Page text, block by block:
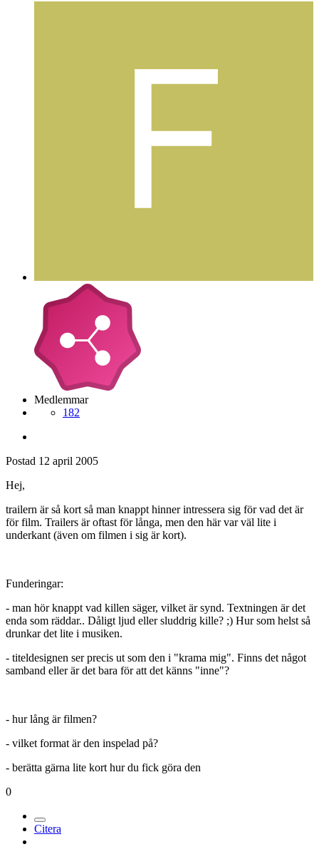
Medlemmar
182
Postad 12 april 2005
Hej,
trailern är så kort så man knappt hinner intressera sig för vad det är
för film. Trailers är oftast för långa, men den här var väl lite i
underkant (även om filmen i sig är kort).
Funderingar:
- man hör knappt vad killen säger, vilket är synd. Textningen är det
enda som räddar.. Dåligt ljud eller sluddrig kille? ;) Hur som helst så
drunkar det lite i musiken.
- titeldesignen ser precis ut som den i "krama mig". Finns det något
samband eller är det bara för att det känns "inne"?
- hur lång är filmen?
- vilket format är den inspelad på?
- berätta gärna lite kort hur du fick göra den
0
Citera